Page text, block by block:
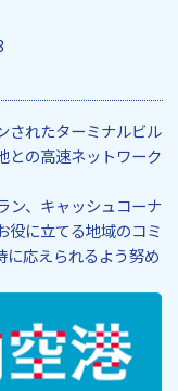
されたターミナルビル
との高速ネットワーク
ン、キャッシュコーナ
役に立てる地域のコミ
に応えられるよう努め